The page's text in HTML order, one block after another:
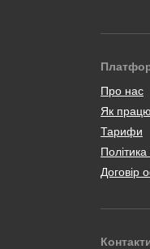
Про нас
Як
Тарифи
Політика
Договір